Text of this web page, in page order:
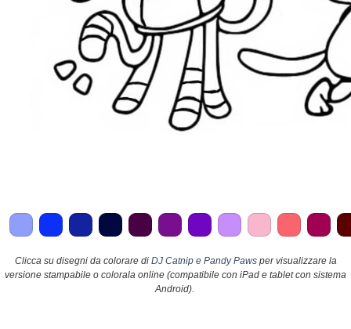
Clicca su disegni da colorare di DJ Catnip e Pandy Pawsper visualizzare la
versione stampabile o colorala online (compatibile con iPad e tablet con sistema
Android).